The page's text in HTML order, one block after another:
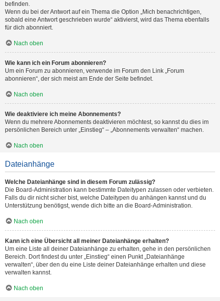
befinden.
Wenn du bei der Antwort auf ein Thema die Option „Mich benachrichtigen,
sobald eine Antwort geschrieben wurde“ aktivierst, wird das Thema ebenfalls
für dich abonniert.
Nach oben
Wie kann ich ein Forum abonnieren?
Um ein Forum zu abonnieren, verwende im Forum den Link „Forum
abonnieren“, der sich meist am Ende der Seite befindet.
Nach oben
Wie deaktiviere ich meine Abonnements?
Wenn du mehrere Abonnements deaktivieren möchtest, so kannst du dies im
persönlichen Bereich unter „Einstieg“ – „Abonnements verwalten“ machen.
Nach oben
Dateianhänge
Welche Dateianhänge sind in diesem Forum zulässig?
Die Board-Administration kann bestimmte Dateitypen zulassen oder verbieten.
Falls du dir nicht sicher bist, welche Dateitypen du anhängen kannst und du
Unterstützung benötigst, wende dich bitte an die Board-Administration.
Nach oben
Kann ich eine Übersicht all meiner Dateianhänge erhalten?
Um eine Liste all deiner Dateianhänge zu erhalten, gehe in den persönlichen
Bereich. Dort findest du unter „Einstieg“ einen Punkt „Dateianhänge
verwalten“, über den du eine Liste deiner Dateianhänge erhalten und diese
verwalten kannst.
Nach oben